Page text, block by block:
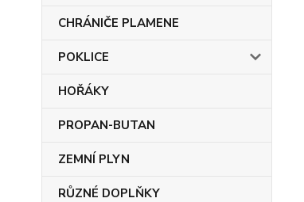
CHRÁNIČE PLAMENE
POKLICE
HOŘÁKY
PROPAN-BUTAN
ZEMNÍ PLYN
RŮZNÉ DOPLŇKY